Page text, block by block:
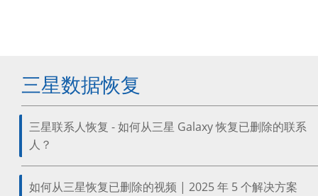
三星数据恢复
三星联系人恢复 - 如何从三星 Galaxy 恢复已删除的联系
人？
如何从三星恢复已删除的视频 | 2025 年 5 个解决方案